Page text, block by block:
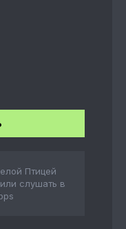
Птицей
слушать в